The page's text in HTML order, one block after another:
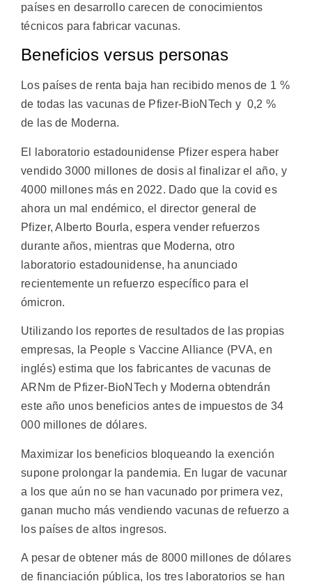
países en desarrollo carecen de conocimientos
técnicos para fabricar vacunas.
Beneficios versus personas
Los países de renta baja han recibido menos de 1 %
de todas las vacunas de Pfizer-BioNTech y 0,2 %
de las de Moderna.
El laboratorio estadounidense Pfizer espera haber
vendido 3000 millones de dosis al finalizar el año, y
4000 millones más en 2022. Dado que la covid es
ahora un mal endémico, el director general de
Pfizer, Alberto Bourla, espera vender refuerzos
durante años, mientras que Moderna, otro
laboratorio estadounidense, ha anunciado
recientemente un refuerzo específico para el
ómicron.
Utilizando los reportes de resultados de las propias
empresas, la People s Vaccine Alliance (PVA, en
inglés) estima que los fabricantes de vacunas de
ARNm de Pfizer-BioNTech y Moderna obtendrán
este año unos beneficios antes de impuestos de 34
000 millones de dólares.
Maximizar los beneficios bloqueando la exención
supone prolongar la pandemia. En lugar de vacunar
a los que aún no se han vacunado por primera vez,
ganan mucho más vendiendo vacunas de refuerzo a
los países de altos ingresos.
A pesar de obtener más de 8000 millones de dólares
de financiación pública, los tres laboratorios se han